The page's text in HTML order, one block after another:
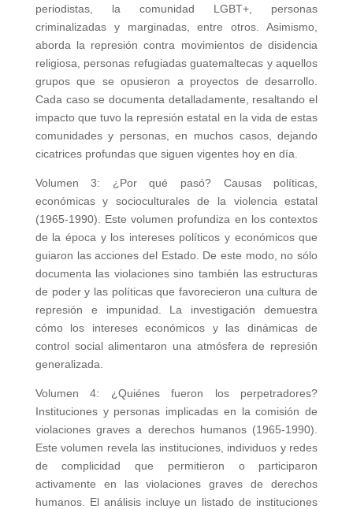
periodistas, la comunidad LGBT+, personas
criminalizadas y marginadas, entre otros. Asimismo,
aborda la represión contra movimientos de disidencia
religiosa, personas refugiadas guatemaltecas y aquellos
grupos que se opusieron a proyectos de desarrollo.
Cada caso se documenta detalladamente, resaltando el
impacto que tuvo la represión estatal en la vida de estas
comunidades y personas, en muchos casos, dejando
cicatrices profundas que siguen vigentes hoy en día.
Volumen 3: ¿Por qué pasó? Causas políticas,
económicas y socioculturales de la violencia estatal
(1965-1990). Este volumen profundiza en los contextos
de la época y los intereses políticos y económicos que
guiaron las acciones del Estado. De este modo, no sólo
documenta las violaciones sino también las estructuras
de poder y las políticas que favorecieron una cultura de
represión e impunidad. La investigación demuestra
cómo los intereses económicos y las dinámicas de
control social alimentaron una atmósfera de represión
generalizada.
Volumen 4: ¿Quiénes fueron los perpetradores?
Instituciones y personas implicadas en la comisión de
violaciones graves a derechos humanos (1965-1990).
Este volumen revela las instituciones, individuos y redes
de complicidad que permitieron o participaron
activamente en las violaciones graves de derechos
humanos. El análisis incluye un listado de instituciones